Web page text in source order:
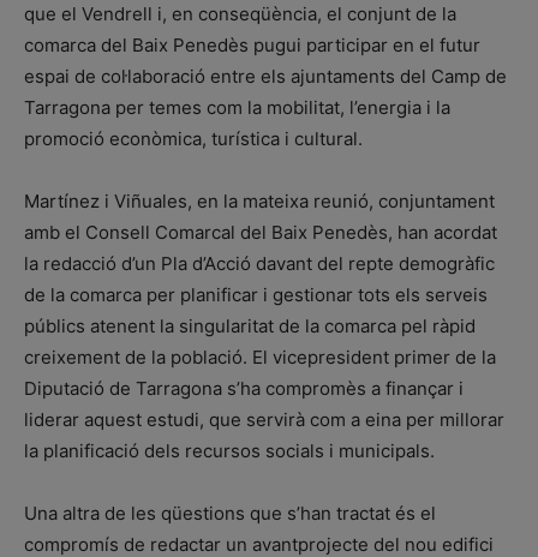
que el Vendrell i, en conseqüència, el conjunt de la
comarca del Baix Penedès pugui participar en el futur
espai de col·laboració entre els ajuntaments del Camp de
Tarragona per temes com la mobilitat, l’energia i la
promoció econòmica, turística i cultural.
Martínez i Viñuales, en la mateixa reunió, conjuntament
amb el Consell Comarcal del Baix Penedès, han acordat
la redacció d’un Pla d’Acció davant del repte demogràfic
de la comarca per planificar i gestionar tots els serveis
públics atenent la singularitat de la comarca pel ràpid
creixement de la població. El vicepresident primer de la
Diputació de Tarragona s’ha compromès a finançar i
liderar aquest estudi, que servirà com a eina per millorar
la planificació dels recursos socials i municipals.
Una altra de les qüestions que s’han tractat és el
compromís de redactar un avantprojecte del nou edifici